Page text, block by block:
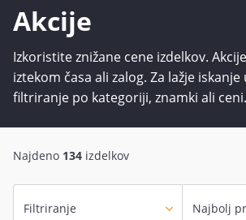
Akcije
Izkoristite znižane cene izdelkov.
iztekom časa ali zalog. Za lažje
filtriranje po kategoriji, znamki ali ceni.
Najdeno 134 izdelkov
Filtriranje